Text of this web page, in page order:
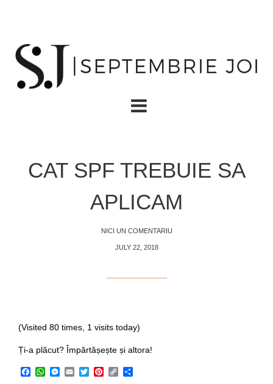
CAT SPF TREBUIE SA
APLICAM
NICI UN COMENTARIU
JULY 22, 2018
(Visited 80 times, 1 visits today)
Ți-a plăcut? Împărtășește și altora!
Facebook
WhatsApp
Messenger
EmailTwitterPinterest
Copy